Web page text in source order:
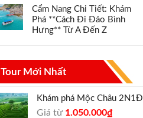
Cẩm Nang Chi Tiết: Khám
Phá **Cách Đi Đảo Bình
Hưng** Từ A Đến Z
Tour Mới Nhất
Khám phá Mộc Châu 2N1Đ
Giá từ Giá
1.050.000₫Giá